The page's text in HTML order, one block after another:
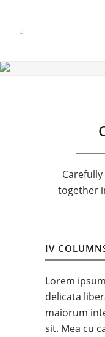
together
IV
Lorem
delicata
maiorum
sit. Mea cu